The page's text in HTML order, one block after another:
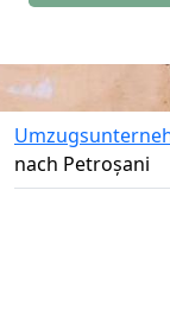
nach Petroșani